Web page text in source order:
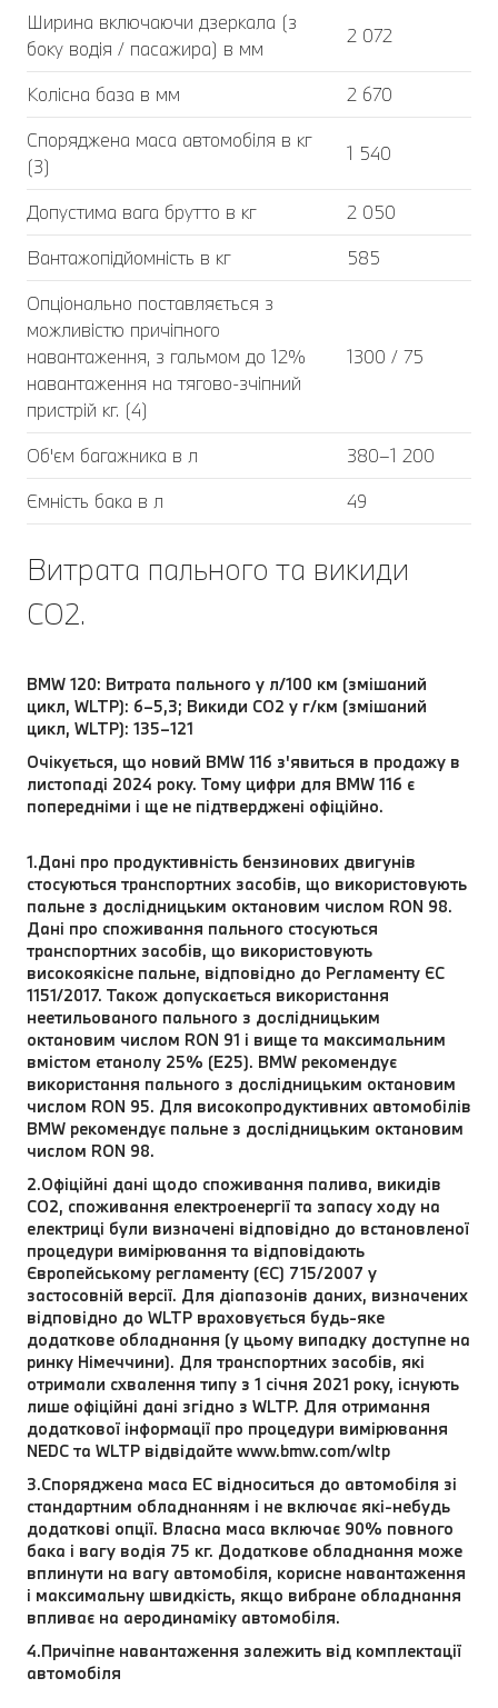
Ширина включаючи дзеркала (з
боку водія / пасажира) в мм
2 072
Колісна база в мм
2 670
Споряджена маса автомобіля в кг
(3)
1 540
Допустима вага брутто в кг
2 050
Вантажопідйомність в кг
585
Опціонально поставляється з
можливістю причіпного
навантаження, з гальмом до 12%
навантаження на тягово-зчіпний
пристрій кг. (4)
1300 / 75
Об'єм багажника в л
380–1 200
Ємність бака в л
49
Витрата пального та викиди
CO2.
BMW 120: Витрата пального у л/100 км (змішаний
цикл, WLTP): 6–5,3; Викиди CO2 у г/км (змішаний
цикл, WLTP): 135–121
Очікується, що новий BMW 116 з'явиться в продажу в
листопаді 2024 року. Тому цифри для BMW 116 є
попередніми і ще не підтверджені офіційно.
1.Дані про продуктивність бензинових двигунів
стосуються транспортних засобів, що використовують
пальне з дослідницьким октановим числом RON 98.
Дані про споживання пального стосуються
транспортних засобів, що використовують
високоякісне пальне, відповідно до Регламенту ЄС
1151/2017. Також допускається використання
неетильованого пального з дослідницьким
октановим числом RON 91 і вище та максимальним
вмістом етанолу 25% (E25). BMW рекомендує
використання пального з дослідницьким октановим
числом RON 95. Для високопродуктивних автомобілів
BMW рекомендує пальне з дослідницьким октановим
числом RON 98.
2.Офіційні дані щодо споживання палива, викидів
CO2, споживання електроенергії та запасу ходу на
електриці були визначені відповідно до встановленої
процедури вимірювання та відповідають
Європейському регламенту (ЄС) 715/2007 у
застосовній версії. Для діапазонів даних, визначених
відповідно до WLTP враховується будь-яке
додаткове обладнання (у цьому випадку доступне на
ринку Німеччини). Для транспортних засобів, які
отримали схвалення типу з 1 січня 2021 року, існують
лише офіційні дані згідно з WLTP. Для отримання
додаткової інформації про процедури вимірювання
NEDC та WLTP відвідайте www.bmw.com/wltp
3.Споряджена маса EC відноситься до автомобіля зі
стандартним обладнанням і не включає які-небудь
додаткові опції. Власна маса включає 90% повного
бака і вагу водія 75 кг. Додаткове обладнання може
вплинути на вагу автомобіля, корисне навантаження
і максимальну швидкість, якщо вибране обладнання
впливає на аеродинаміку автомобіля.
4.Причіпне навантаження залежить від комплектації
автомобіля